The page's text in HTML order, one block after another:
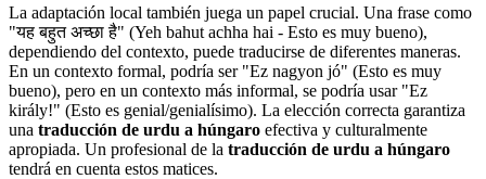
La adaptación local también juega un papel crucial. Una frase como
"यह बहुत अच्छा है" (Yeh bahut achha hai - Esto es muy bueno),
dependiendo del contexto, puede traducirse de diferentes maneras.
En un contexto formal, podría ser "Ez nagyon jó" (Esto es muy
bueno), pero en un contexto más informal, se podría usar "Ez
király!" (Esto es genial/genialísimo). La elección correcta garantiza
una traducción de urdu a húngaro efectiva y culturalmente
apropiada. Un profesional de la traducción de urdu a húngaro
tendrá en cuenta estos matices.